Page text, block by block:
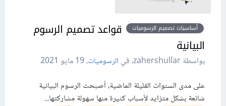
أساسيات تصميم الرسوميات
قواعد تصميم الرسوم
البيانية
بواسطة zahershullar، في الرسوميات،19 مايو 2021
على مدى السنوات القليلة الماضية، أصبحت الرسوم البيانية
شائعة بشكل متزايد لأسباب كثيرة منها سهولة مشاركتها...